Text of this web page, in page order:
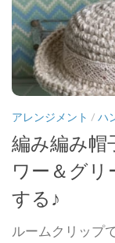
アレンジメント / ハ
編み編み帽
ワー＆グ
する♪
ルームクリップ